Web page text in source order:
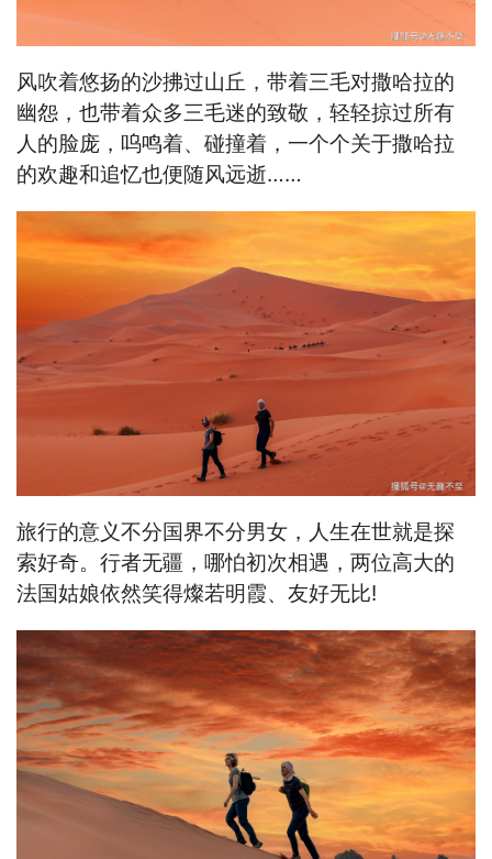
风吹着悠扬的沙拂过山丘，带着三毛对撒哈拉的
幽怨，也带着众多三毛迷的致敬，轻轻掠过所有
人的脸庞，呜鸣着、碰撞着，一个个关于撒哈拉
的欢趣和追忆也便随风远逝……
旅行的意义不分国界不分男女，人生在世就是探
索好奇。行者无疆，哪怕初次相遇，两位高大的
法国姑娘依然笑得燦若明霞、友好无比!